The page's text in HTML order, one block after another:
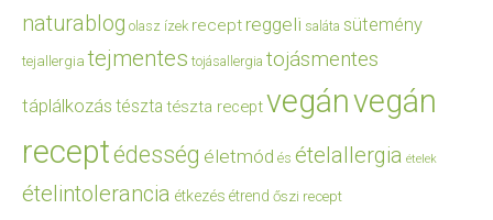
naturablog olasz ízek recept reggeli saláta sütemény
tejallergia tejmentes tojásallergia tojásmentes
táplálkozás tészta tészta receptvegánvegán
receptédesség életmód és ételallergia ételek
ételintolerancia étkezés étrend őszi recept